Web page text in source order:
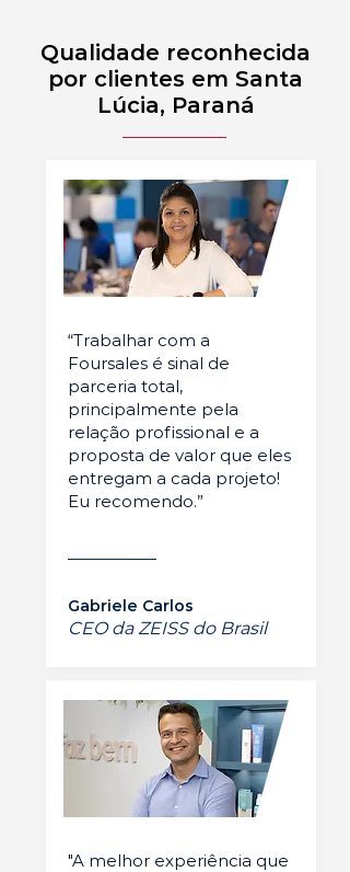
Qualidade reconhecida
por clientes em Santa
Lúcia, Paraná
“Trabalhar com a
Foursales é sinal de
parceria total,
principalmente pela
relação profissional e a
proposta de valor que eles
entregam a cada projeto!
Eu recomendo.”
Gabriele Carlos
CEO da ZEISS do Brasil
"A melhor experiência que